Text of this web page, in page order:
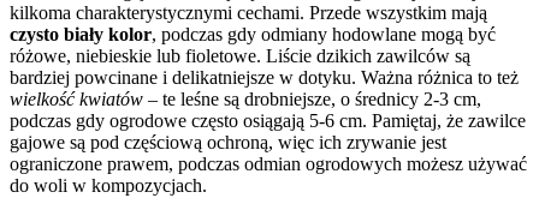
kilkoma charakterystycznymi cechami. Przede wszystkim mają
czysto biały kolor, podczas gdy odmiany hodowlane mogą być
różowe, niebieskie lub fioletowe. Liście dzikich zawilców są
bardziej powcinane i delikatniejsze w dotyku. Ważna różnica to też
wielkość kwiatów – te leśne są drobniejsze, o średnicy 2-3 cm,
podczas gdy ogrodowe często osiągają 5-6 cm. Pamiętaj, że zawilce
gajowe są pod częściową ochroną, więc ich zrywanie jest
ograniczone prawem, podczas odmian ogrodowych możesz używać
do woli w kompozycjach.